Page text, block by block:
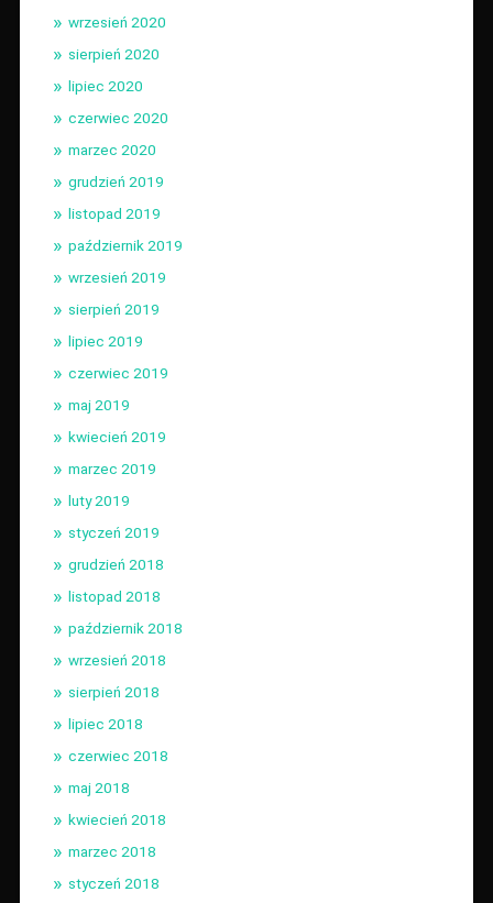
wrzesień 2020
sierpień 2020
lipiec 2020
czerwiec 2020
marzec 2020
grudzień 2019
listopad 2019
październik 2019
wrzesień 2019
sierpień 2019
lipiec 2019
czerwiec 2019
maj 2019
kwiecień 2019
marzec 2019
luty 2019
styczeń 2019
grudzień 2018
listopad 2018
październik 2018
wrzesień 2018
sierpień 2018
lipiec 2018
czerwiec 2018
maj 2018
kwiecień 2018
marzec 2018
styczeń 2018